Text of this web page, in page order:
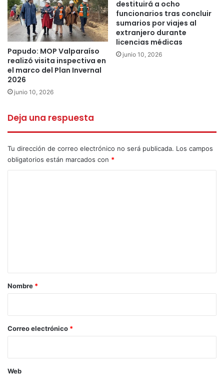
Papudo: MOP Valparaíso
realizó visita inspectiva en
el marco del Plan Invernal
2026
junio 10, 2026
destituirá a ocho
funcionarios tras concluir
sumarios por viajes al
extranjero durante
licencias médicas
junio 10, 2026
Deja una respuesta
Tu dirección de correo electrónico no será publicada. Los campos
obligatorios están marcados con *
r
*
Nombre *
Correo electrónico *
Web